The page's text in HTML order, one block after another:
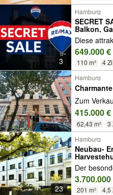
3
Hamburg
SECRET
Balkon,
Diese
649.000 €
110 m²
4 Zi.
Hamburg
Zum
415.000 €
62,43 m² 3
23
Hamburg
Neubau-
Der
3.700.000
201 m² 4,5